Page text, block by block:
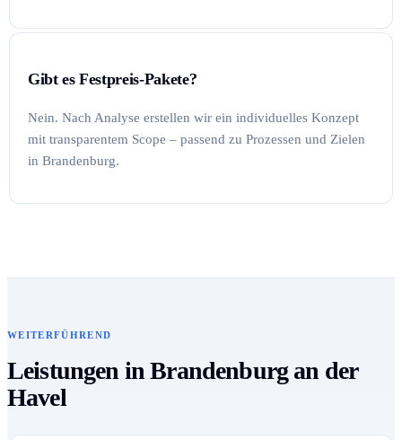
Gibt es Festpreis-Pakete?
Nein. Nach Analyse erstellen wir ein individuelles Konzept
mit transparentem Scope – passend zu Prozessen und Zielen
in Brandenburg.
WEITERFÜHREND
Leistungen in Brandenburg an der
Havel